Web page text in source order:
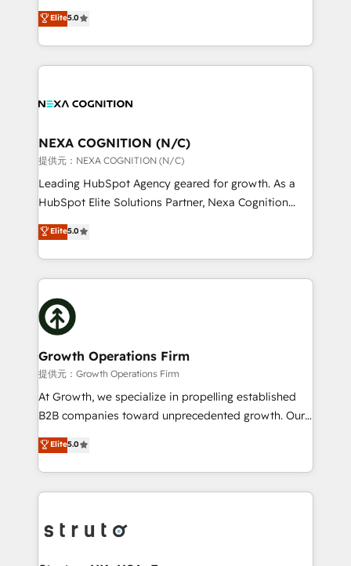
Technical Solutions, Enablement Solutions, Digital
Solutions and Growth Solutions. As a fully
upgrading and streamlining every single revenue-
generating aspect of your business. We’re proud
HubSpot Elite Solutions Partners and devout CRM
nerds who can harness HubSpot’s custom digital
experience. Working hand-in-hand with your team,
traffic, generates better leads and crushes your
revenue goals. We've worked with thousands of
HubSpot customers and we'd love to work with you
too! Clients come to us for: Advanced CRM solutions
HubSpot Data System Migrations between systems
to HubSpot New lead generation strategies Time-
website development Award-winning creative
design We live and breathe HubSpot and are ready
Elite5.0
NEXA COGNITION (N/C)
提供元：NEXA COGNITION (N/C)
Leading HubSpot Agency geared for growth. As a
HubSpot Elite Solutions Partner, Nexa Cognition
ranks in the top 1% of global HubSpot Partners and
has been one of the longest-standing partners since
2012. We empower businesses to harness the full
potential of HubSpot by combining strategic
insights with technical excellence, we deliver
bespoke HubSpot solutions tailored to drive
measurable growth and operational efficiency. Why
Choose Nexa Cognition? 🚀 HubSpot Expertise: Our
certified team specialises in CRM implementation,
marketing automation, and revenue operations. 🤝
Custom Solutions: From onboarding and
HubSpot with your business needs. 🌟 Proven
Results: We’ve helped businesses of all sizes
Packages: Choose ongoing support or project-based
solutions. We offer service packages designed to fit
Elite5.0
Growth Operations Firm
提供元：Growth Operations Firm
At Growth, we specialize in propelling established
B2B companies toward unprecedented growth. Our
focus is on fine-tuning and enhancing your growth,
sales, and marketing operations. Unlike conventional
marketing agencies, we dive deep into the
operational aspects of your business, ensuring that
functioning optimally. With our expertise in leading
Elite5.0